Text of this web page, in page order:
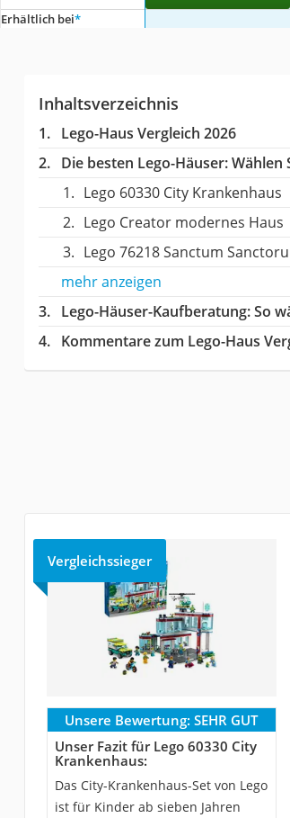
Erhältlich bei*
Inhaltsverzeichnis
Lego-Haus Vergleich 2026
Die besten Lego-Häuser:Wählen
Lego 60330 City Krankenhaus
Lego Creator modernes Haus
Lego 76218 Sanctum
mehr anzeigen
Lego-Häuser-Kaufberatung: So
Kommentare zum Lego-Haus
Vergleichssieger
Unsere Bewertung: SEHR GUT
Unser Fazit für Lego 60330 City
Krankenhaus:
Das City-Krankenhaus-Set von Lego
ist für Kinder ab sieben Jahren